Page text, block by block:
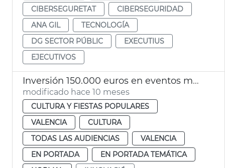
CIBERSEGURETAT
CIBERSEGURIDAD
ANA GIL
TECNOLOGÍA
DG SECTOR PÚBLIC
EXECUTIUS
EJECUTIVOS
Inversión 150.000 euros en eventos musicales de València Music City
modificado hace 10 meses
CULTURA Y FIESTAS POPULARES
VALENCIA
CULTURA
TODAS LAS AUDIENCIAS
VALENCIA
EN PORTADA
EN PORTADA TEMÁTICA